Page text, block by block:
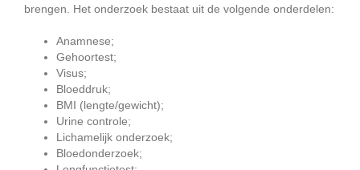
brengen. Het onderzoek bestaat uit de volgende onderdelen:
Anamnese;
Gehoortest;
Visus;
Bloeddruk;
BMI (lengte/gewicht);
Urine controle;
Lichamelijk onderzoek;
Bloedonderzoek;